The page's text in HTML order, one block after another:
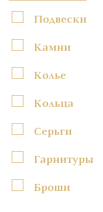
Подвески
Камни
Колье
Кольца
Серьги
Гарнитуры
Броши